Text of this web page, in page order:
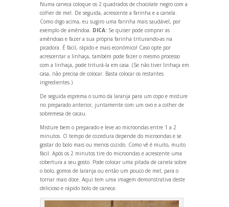
Numa caneca coloque os 2 quadrados de chocolate negro com a
colher de mel. De seguida, acrescente a farinha e a canela.
Como digo acima, eu sugiro uma farinha mais saudável, por
exemplo de amêndoa. DICA:Se quiser pode comprar as
amêndoas e fazer a sua própria farinha triturando-as na
picadora. É fácil, rápido e mais económico! Caso opte por
acrescentar a linhaça, também pode fazer o mesmo processo
com a linhaça, pode triturá-la em casa. (Se não tiver linhaça em
casa, não precisa de colocar. Basta colocar os restantes
ingredientes.)
De seguida esprema o sumo da laranja para um copo e misture
no preparado anterior, juntamente com um ovo e a colher de
sobremesa de cacau.
Misture bem o preparado e leve ao microondas entre 1 a 2
minutos. O tempo de cozedura depende do microondas e se
gostar do bolo mais ou menos cozido. Como vê é muito, muito
fácil. Após os 2 minutos tire do microondas e acrescente uma
cobertura a seu gosto. Pode colocar uma pitada de canela sobre
o bolo, gomos de laranja ou então um pouco de mel, para o
tornar mais doce. Aqui tem uma imagem demonstrativa deste
delicioso e rápido bolo de caneca: